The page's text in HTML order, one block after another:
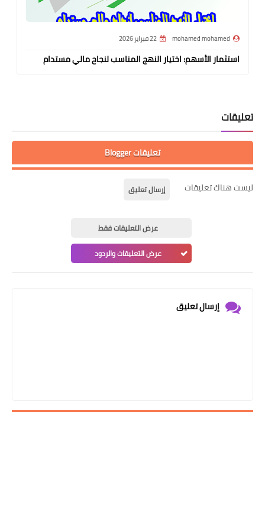
mohamed mohamed 22 فبراير 2026
استثمار الأسهم: اختيار النهج المناسب لنجاح مالي مستدام
تعليقات
تعليقات Blogger
ليست هناك تعليقات إرسال تعليق
عرض التعليقات فقط
عرض التعليقات والردود
إرسال تعليق